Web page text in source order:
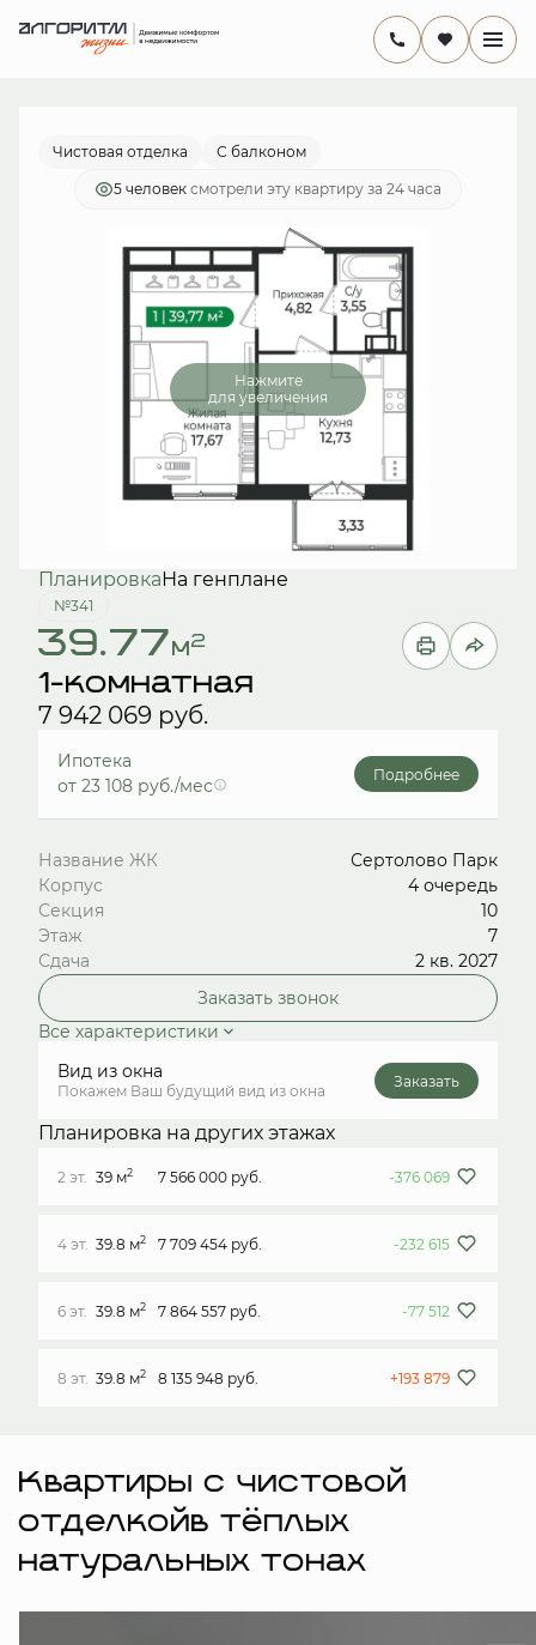
1-комнатная
7 942 069 руб.
от 23 108 руб./мес.
Чистовая отделка С балконом
5 человек смотрели эту квартиру за 24 часа
Нажмите
для увеличения
ПланировкаНа генплане
№341
39.77м2
1-комнатная
7 942 069 руб.
Ипотека
от 23 108 руб./мес
Подробнее
Название ЖК
Сертолово Парк
Корпус
4 очередь
Секция
10
Этаж
7
Сдача
2 кв. 2027
Заказать звонок
Все характеристики
Вид из окна
Покажем Ваш будущий вид из окна
Заказать
Планировка на других этажах
2 эт. 39 м2 7 566 000 руб. -376 069
4 эт. 39.8 м2 7 709 454 руб. -232 615
6 эт. 39.8 м2 7 864 557 руб. -77 512
8 эт. 39.8 м2 8 135 948 руб. +193 879
Квартиры с чистовой
отделкойв тёплых
натуральных тонах